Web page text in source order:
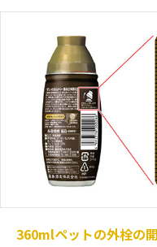
360mlペットの外栓の